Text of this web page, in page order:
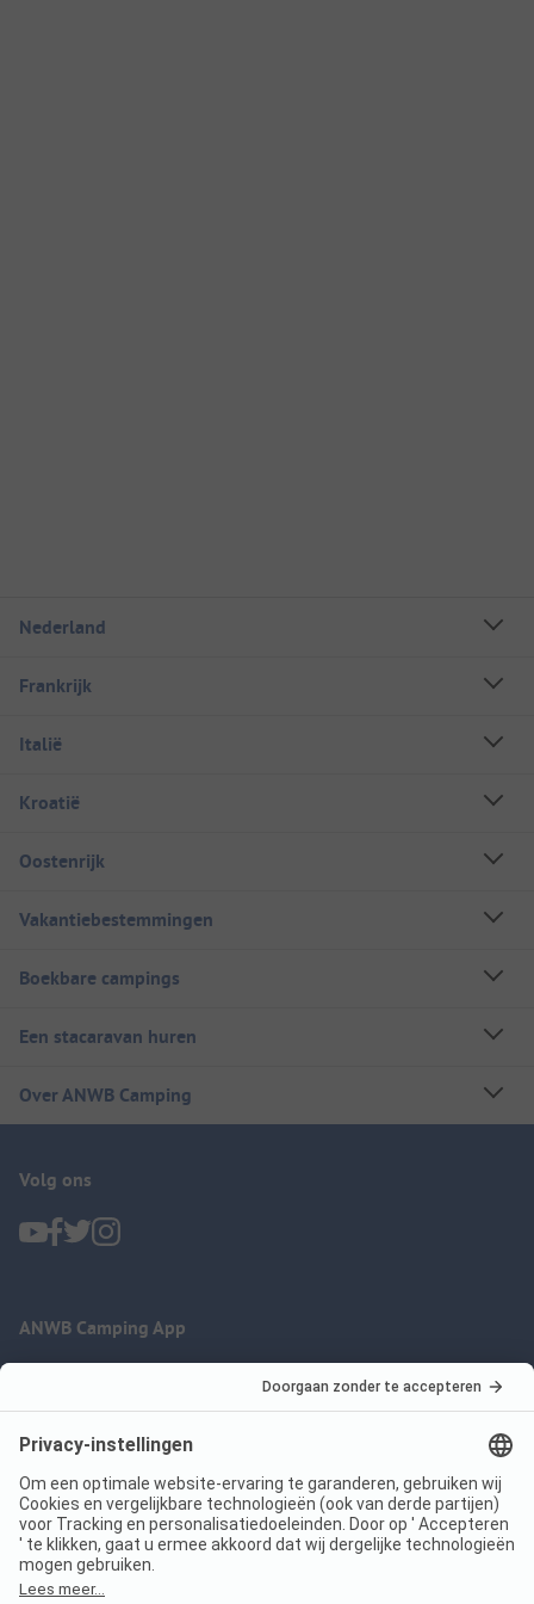
Nederland
Frankrijk
Italië
Kroatië
Oostenrijk
Vakantiebestemmingen
Boekbare campings
Een stacaravan huren
Over ANWB Camping
Volg ons
ANWB Camping App
Imprint
Jouw privacy
Voorwaarden
Wet digitale diensten